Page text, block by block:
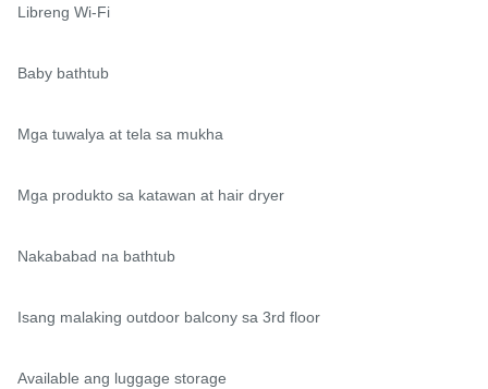
Libreng Wi-Fi
Baby bathtub
Mga tuwalya at tela sa mukha
Mga produkto sa katawan at hair dryer
Nakababad na bathtub
Isang malaking outdoor balcony sa 3rd floor
Available ang luggage storage